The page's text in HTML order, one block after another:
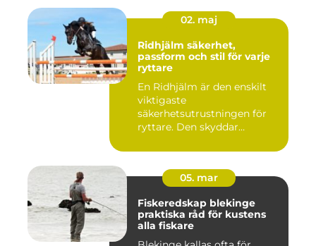
02. maj
Ridhjälm säkerhet,
passform och stil för varje
ryttare
En Ridhjälm är den enskilt
viktigaste
säkerhetsutrustningen för
ryttare. Den skyddar
05. mar
Fiskeredskap blekinge
praktiska råd för kustens
alla fiskare